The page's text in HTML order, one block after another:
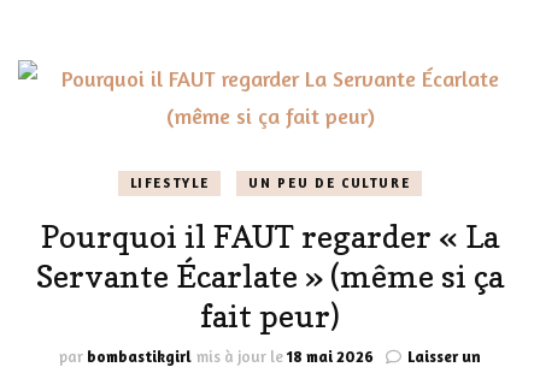
LIFESTYLE UN PEU DE CULTURE
Pourquoi il FAUT regarder « La
Servante Écarlate » (même si ça
fait peur)
par bombastikgirl mis à jour le18 mai 2026
Laisser un